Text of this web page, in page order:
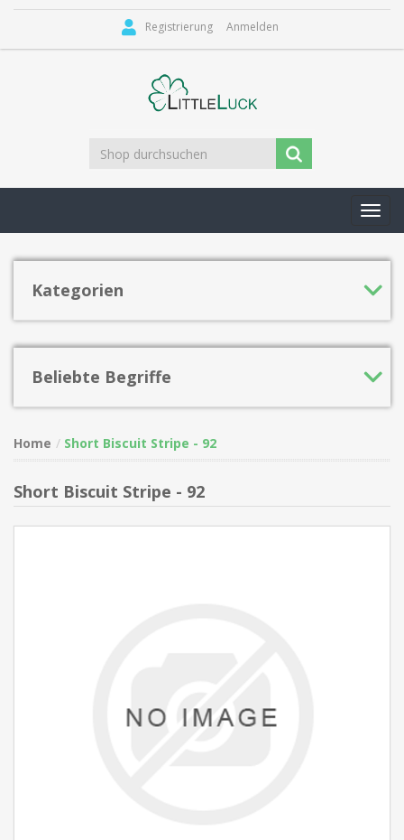
Registrierung Anmelden
Kategorien
Beliebte Begriffe
Home Short Biscuit Stripe - 92
Short Biscuit Stripe - 92